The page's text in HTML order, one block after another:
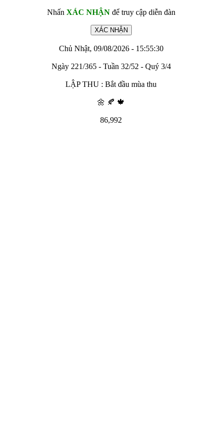
Nhấn XÁC NHẬNđể truy cập diễn đàn
Chủ Nhật, 09/08/2026 - 15:55:30
Ngày 221/365 - Tuần 32/52 - Quý 3/4
LẬP THU : Bắt đầu mùa thu
🌼 🍂 🍁
86,992